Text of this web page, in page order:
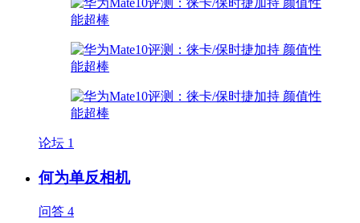
论坛 1
何为单反相机
问答 4